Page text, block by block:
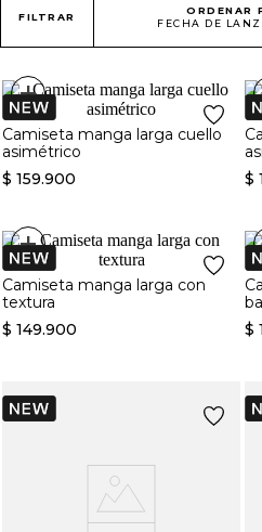
FILTRAR
ORDENAR
FECHA DE
+
Camiseta manga larga cuello
asimétrico
$ 159.900
$
+
Camiseta manga larga con
textura
$ 149.900
$